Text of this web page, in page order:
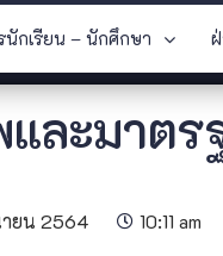
นักเรียน – นักศึกษา
ละมาตร
ยน 2564 10:11 am